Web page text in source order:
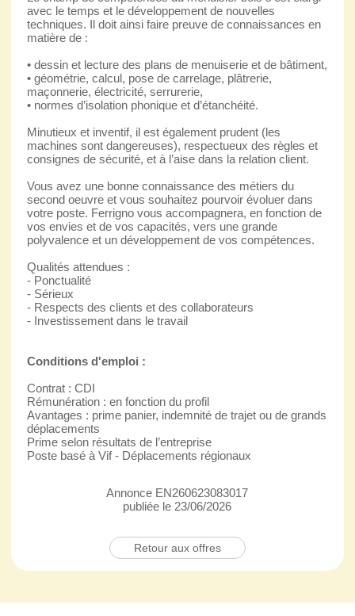
avec le temps et le développement de nouvelles
techniques. Il doit ainsi faire preuve de connaissances en
matière de :
• dessin et lecture des plans de menuiserie et de bâtiment,
• géométrie, calcul, pose de carrelage, plâtrerie,
maçonnerie, électricité, serrurerie,
• normes d’isolation phonique et d’étanchéité.
Minutieux et inventif, il est également prudent (les
machines sont dangereuses), respectueux des règles et
consignes de sécurité, et à l’aise dans la relation client.
Vous avez une bonne connaissance des métiers du
second oeuvre et vous souhaitez pourvoir évoluer dans
votre poste. Ferrigno vous accompagnera, en fonction de
vos envies et de vos capacités, vers une grande
polyvalence et un développement de vos compétences.
Qualités attendues :
- Ponctualité
- Sérieux
- Respects des clients et des collaborateurs
- Investissement dans le travail
Conditions d'emploi :
Contrat : CDI
Rémunération : en fonction du profil
Avantages : prime panier, indemnité de trajet ou de grands
déplacements
Prime selon résultats de l’entreprise
Poste basé à Vif - Déplacements régionaux
Annonce EN260623083017
publiée le 23/06/2026
Retour aux offres